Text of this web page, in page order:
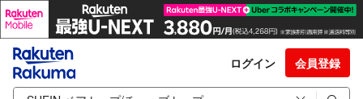
ログイン 会員登録